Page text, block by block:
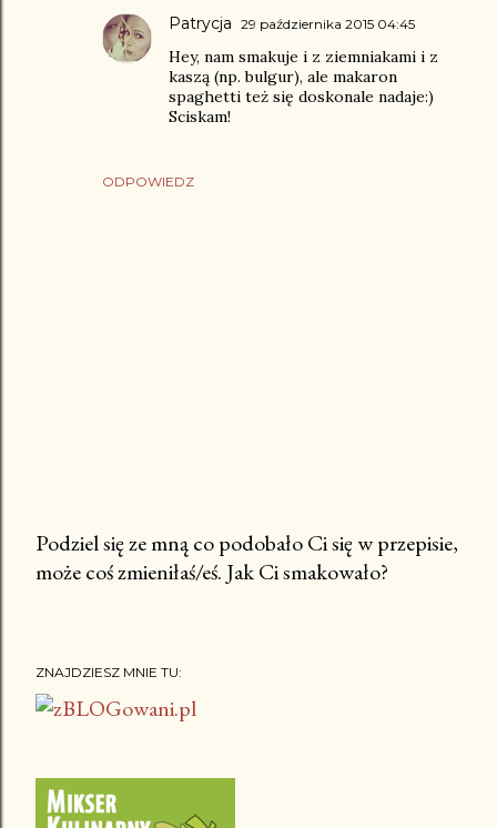
ODPOWIEDZ
Patrycja 29 października 2015 04:45
Hey, nam smakuje i z ziemniakami i z
kaszą (np. bulgur), ale makaron
spaghetti też się doskonale nadaje:)
Sciskam!
P
ś
l
j
Podziel się ze mną co podobało Ci się w przepisie,
może coś zmieniłaś/eś. Jak Ci smakowało?
ZNAJDZIESZ MNIE TU: